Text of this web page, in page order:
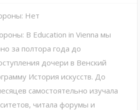
Нет
В Eduсation in Vienna мы
за полтора года до
дочери в Венский
История искусств. До
самостоятельно изучала
читала форумы и